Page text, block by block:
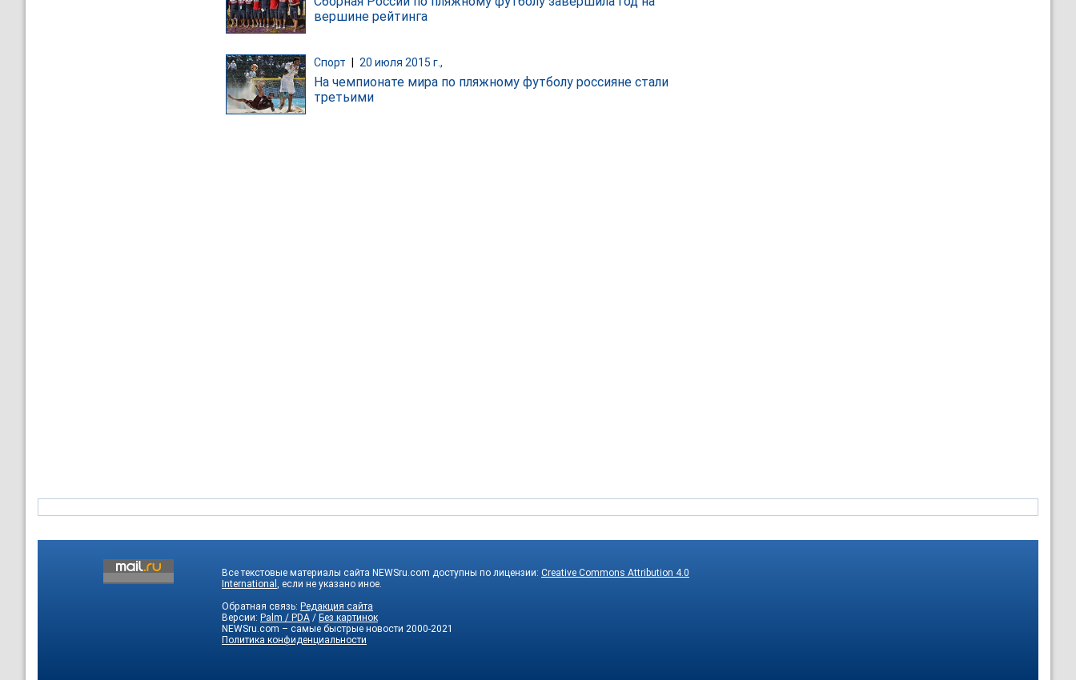
вершине рейтинга
Спорт | 20 июля 2015 г.,
На чемпионате мира по пляжному футболу россияне стали
третьими
Все текстовые материалы сайта NEWSru.com доступны по лицензии: Creative Commons Attribution 4.0
International
, если не указано иное.
Обратная связь: Редакция сайта
Версии: Palm / PDA / Без картинок
NEWSru.com – самые быстрые новости 2000-2021
Политика конфиденциальности